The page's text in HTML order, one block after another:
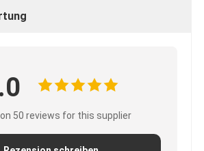
50 reviews for this supplier